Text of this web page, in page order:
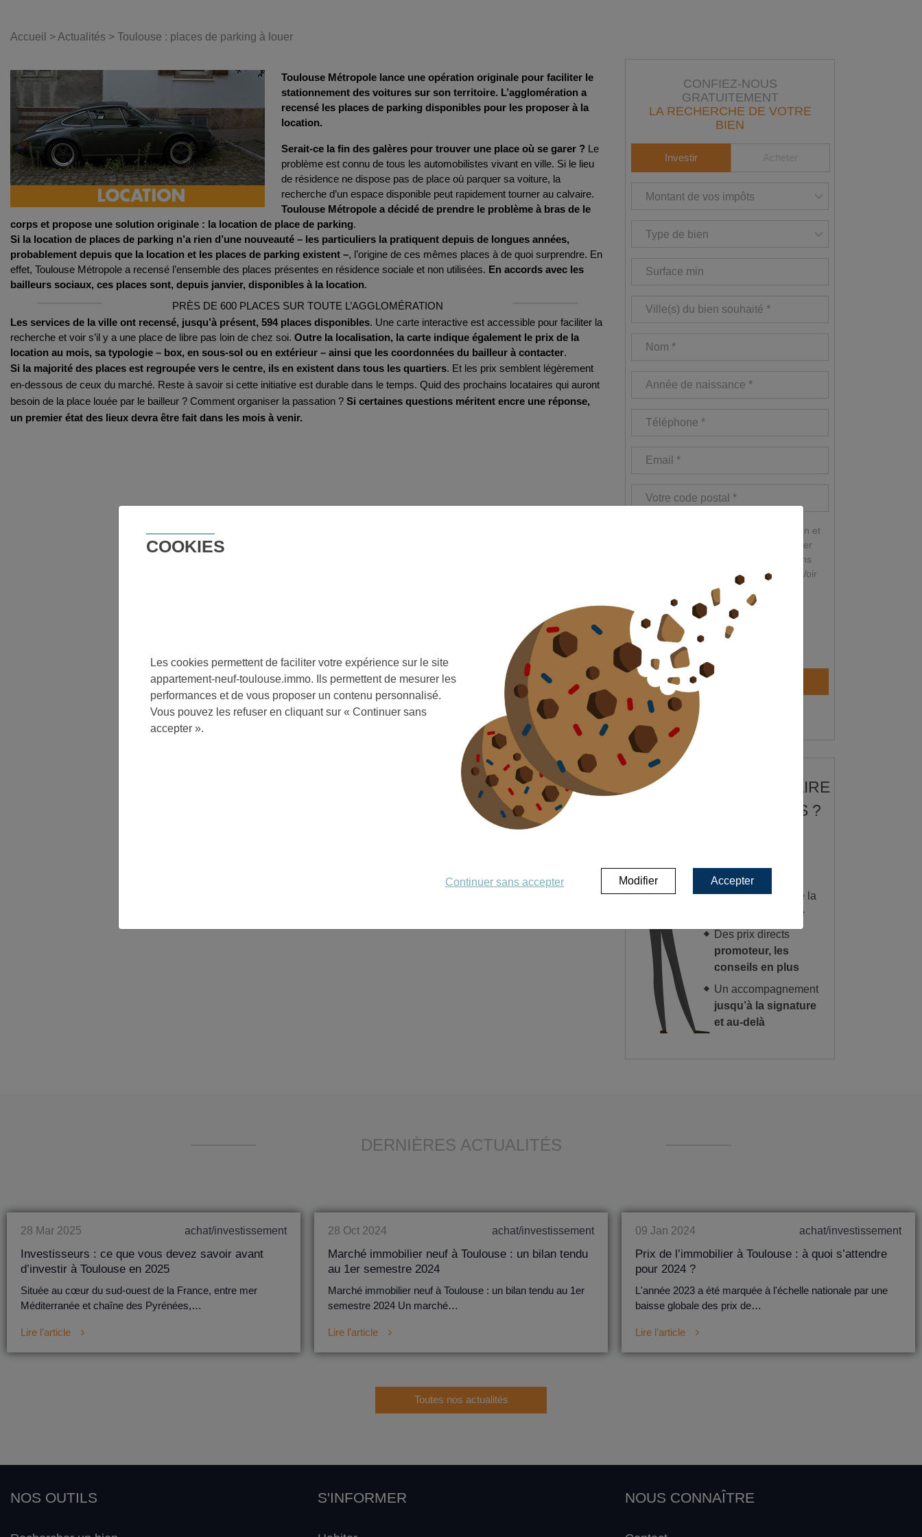
Accueil >Actualités > Toulouse : places de parking à louer
Toulouse Métropole lance une opération originale pour faciliter le
stationnement des voitures sur son territoire. L’agglomération a
recensé les places de parking disponibles pour les proposer à la
location.
Serait-ce la fin des galères pour trouver une place où se garer ? Le
problème est connu de tous les automobilistes vivant en ville. Si le lieu
de résidence ne dispose pas de place où parquer sa voiture, la
Toulouse Métropole a décidé de prendre le problème à bras de le
corps et propose une solution originale : la location de place de parking.
Si la location de places de parking n’a rien d’une nouveauté – les particuliers la pratiquent depuis de longues années,
probablement depuis que la location et les places de parking existent –, l’origine de ces mêmes places à de quoi surprendre. En
effet, Toulouse Métropole a recensé l’ensemble des places présentes en résidence sociale et non utilisées. En accords avec les
bailleurs sociaux, ces places sont, depuis janvier, disponibles à la location.
PRÈS DE 600 PLACES SUR TOUTE L’AGGLOMÉRATION
Les services de la ville ont recensé, jusqu’à présent, 594 places disponibles. Une carte interactive est accessible pour faciliter la
recherche et voir s’il y a une place de libre pas loin de chez soi. Outre la localisation, la carte indique également le prix de la
location au mois, sa typologie – box, en sous-sol ou en extérieur – ainsi que les coordonnées du bailleur à contacter.
Si la majorité des places est regroupée vers le centre, ils en existent dans tous les quartiers. Et les prix semblent légèrement
en-dessous de ceux du marché. Reste à savoir si cette initiative est durable dans le temps. Quid des prochains locataires qui auront
besoin de la place louée par le bailleur ? Comment organiser la passation ? Si certaines questions méritent encre une réponse,
un premier état des lieux devra être fait dans les mois à venir.
CONFIEZ-NOUS
GRATUITEMENT
LA RECHERCHE DE VOTRE
BIEN
Investir
J’accepte d'accéder à ma simulation et
d’être recontacté(e) par un conseiller
afin qu’il étudie, gratuitement et sans
engagement, ma situation fiscale.
Voir
CGU du site
Être Contacté
POURQUOI FAIRE
APPEL À NOUS ?
indépendants
Tous les biens
de la
région toulousaine
Des prix directs
promoteur, les
conseils en plus
Un accompagnement
jusqu’à la signature
et au-delà
DERNIÈRES ACTUALITÉS
28 Mar 2025 achat/investissement
Investisseurs : ce que vous devez savoir avant
d’investir à Toulouse en 2025
Située au cœur du sud-ouest de la France, entre mer
Méditerranée et chaîne des Pyrénées,…
Lire l’article
28 Oct 2024 achat/investissement
Marché immobilier neuf à Toulouse : un bilan tendu
au 1er semestre 2024
Marché immobilier neuf à Toulouse : un bilan tendu au 1er
semestre 2024 Un marché…
Lire l’article
09 Jan 2024 achat/investissement
Prix de l’immobilier à Toulouse : à quoi s’attendre
pour 2024 ?
L'année 2023 a été marquée à l'échelle nationale par une
baisse globale des prix de…
Lire l’article
Toutes nos actualités
NOS OUTILS S'INFORMER NOUS CONNAÎTRE
COOKIES
Les cookies permettent de faciliter votre expérience sur le site
appartement-neuf-toulouse.immo. Ils permettent de mesurer les
performances et de vous proposer un contenu personnalisé.
Vous pouvez les refuser en cliquant sur « Continuer sans
accepter ».
Continuer sans accepter Modifier Accepter